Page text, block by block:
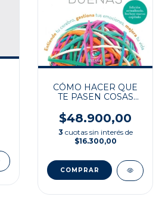
CÓMO HACER QUE
TE PASEN COSAS
$48.900,00
3 cuotas sin interés de
$16.300,00